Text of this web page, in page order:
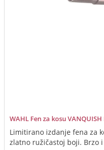
WAHL Fen za kosu
Limitirano izdanje fena za
zlatno ružičastoj boji. Brzo